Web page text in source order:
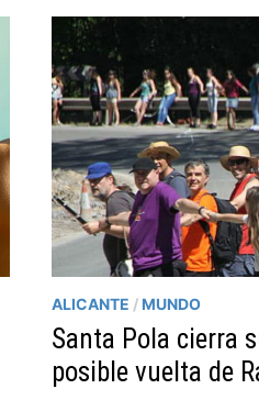
ALICANTE / MUNDO
Santa Pola cierra
posible vuelta de